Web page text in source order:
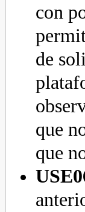
con
de
que
que